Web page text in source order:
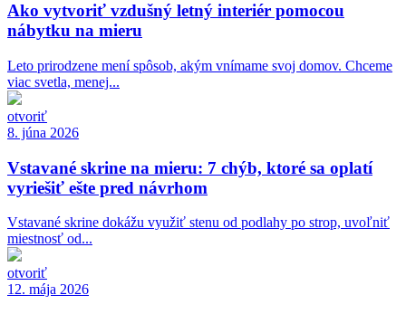
Ako vytvoriť vzdušný letný interiér pomocou
nábytku na mieru
Leto prirodzene mení spôsob, akým vnímame svoj domov. Chceme
viac svetla, menej...
otvoriť
8. júna 2026
Vstavané skrine na mieru: 7 chýb, ktoré sa oplatí
vyriešiť ešte pred návrhom
Vstavané skrine dokážu využiť stenu od podlahy po strop, uvoľniť
miestnosť od...
otvoriť
12. mája 2026